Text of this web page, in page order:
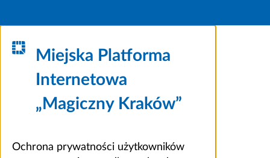
Miejska Platforma
Internetowa
„Magiczny Kraków”
Ochrona prywatności użytkowników